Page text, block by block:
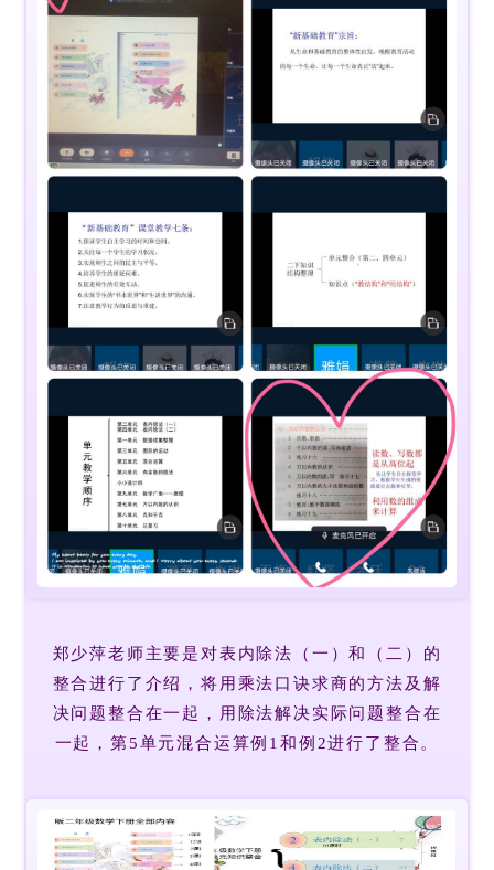
郑少萍老师主要是对表内除法（一）和（二）的
整合进行了介绍，将用乘法口诀求商的方法及解
决问题整合在一起，用除法解决实际问题整合在
一起，第5单元混合运算例1和例2进行了整合。